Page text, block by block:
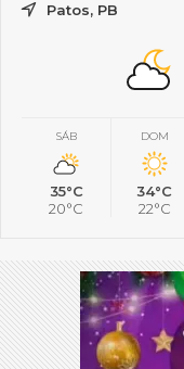
Patos, PB
SÁB
35°C
20°C
DOM
34°C
22°C